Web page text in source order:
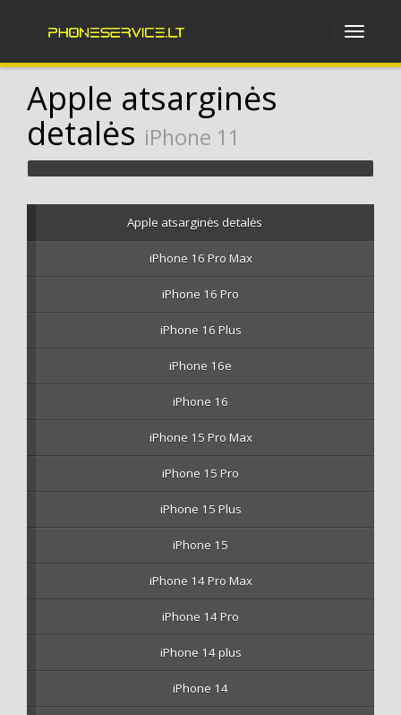
Apple atsarginės
detalės iPhone 11
Apple atsarginės detalės
iPhone 16 Pro Max
iPhone 16 Pro
iPhone 16 Plus
iPhone 16e
iPhone 16
iPhone 15 Pro Max
iPhone 15 Pro
iPhone 15 Plus
iPhone 15
iPhone 14 Pro Max
iPhone 14 Pro
iPhone 14 plus
iPhone 14